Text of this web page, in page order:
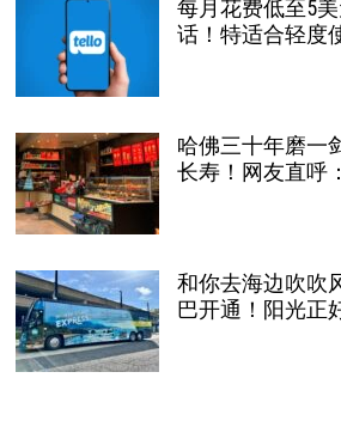
每月花费低至5
话！特适合轻度
哈佛三十年磨一
长寿！网友直呼
和你去海边吹吹
巴开通！阳光正